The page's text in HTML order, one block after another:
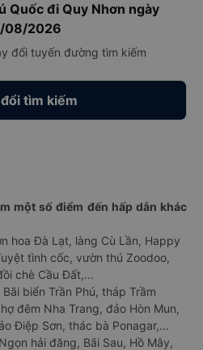
Quốc đi Quy Nhơn ngày
08/2026
đổi tuyến đường tìm kiếm
tìm kiếm
một số điểm đến hấp dẫn khác
hoa Đà Lạt, làng Cù Lần, Happy
tình cốc, vườn thú Zoodoo,
chè Cầu Đất,...
Bãi biển Trần Phú, tháp Trầm
đêm Nha Trang, đảo Hòn Mun,
Điệp Sơn, thác bà Ponagar,...
Ngọn hải đăng, Bãi Sau, Hồ Mây,